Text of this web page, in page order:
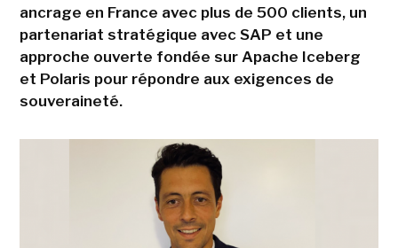
ancrage en France avec plus de 500 clients, un
partenariat stratégique avec SAP et une
approche ouverte fondée sur Apache Iceberg
et Polaris pour répondre aux exigences de
souveraineté.